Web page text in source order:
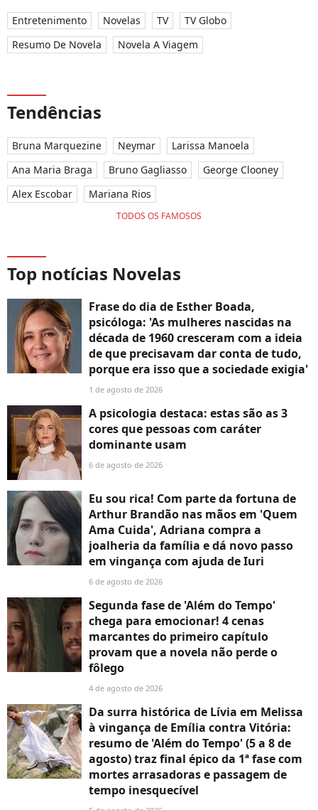
Entretenimento Novelas TV
TV Globo
Resumo De Novela
Novela A Viagem
Tendências
Bruna Marquezine Neymar
Larissa Manoela
Ana Maria Braga
Bruno Gagliasso
George Clooney
Alex Escobar
Mariana Rios
TODOS OS FAMOSOS
Top notícias Novelas
Frase do dia de Esther Boada,
psicóloga: 'As mulheres nascidas na
década de 1960 cresceram com a ideia
de que precisavam dar conta de tudo,
porque era isso que a sociedade exigia'
1 de agosto de 2026
A psicologia destaca: estas são as 3
cores que pessoas com caráter
dominante usam
6 de agosto de 2026
Eu sou rica! Com parte da fortuna de
Arthur Brandão nas mãos em 'Quem
Ama Cuida', Adriana compra a
joalheria da família e dá novo passo
em vingança com ajuda de Iuri
6 de agosto de 2026
Segunda fase de 'Além do Tempo'
chega para emocionar! 4 cenas
marcantes do primeiro capítulo
provam que a novela não perde o
fôlego
4 de agosto de 2026
Da surra histórica de Lívia em Melissa
à vingança de Emília contra Vitória:
resumo de 'Além do Tempo' (5 a 8 de
agosto) traz final épico da 1ª fase com
mortes arrasadoras e passagem de
tempo inesquecível